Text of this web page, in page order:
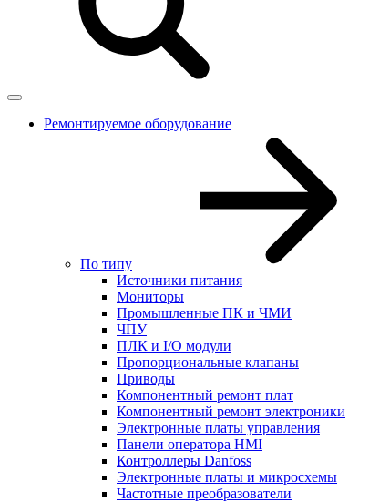
Ремонтируемое оборудование
По типу
Источники питания
Мониторы
Промышленные ПК и ЧМИ
ЧПУ
ПЛК и I/O модули
Пропорциональные клапаны
Приводы
Компонентный ремонт плат
Компонентный ремонт электроники
Электронные платы управления
Панели оператора HMI
Контроллеры Danfoss
Электронные платы и микросхемы
Частотные преобразователи